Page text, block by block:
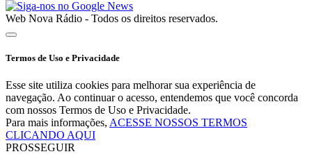
Web Nova Rádio - Todos os direitos reservados.
Termos de Uso e Privacidade
Esse site utiliza cookies para melhorar sua experiência de
navegação. Ao continuar o acesso, entendemos que você concorda
com nossos Termos de Uso e Privacidade.
Para mais informações, ACESSE NOSSOS TERMOS
CLICANDO AQUI
PROSSEGUIR